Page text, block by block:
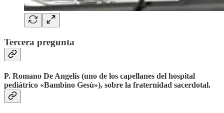
Tercera pregunta
P. Romano De Angelis (uno de los capellanes del hospital
pediátrico «Bambino Gesù»), sobre la fraternidad sacerdotal.